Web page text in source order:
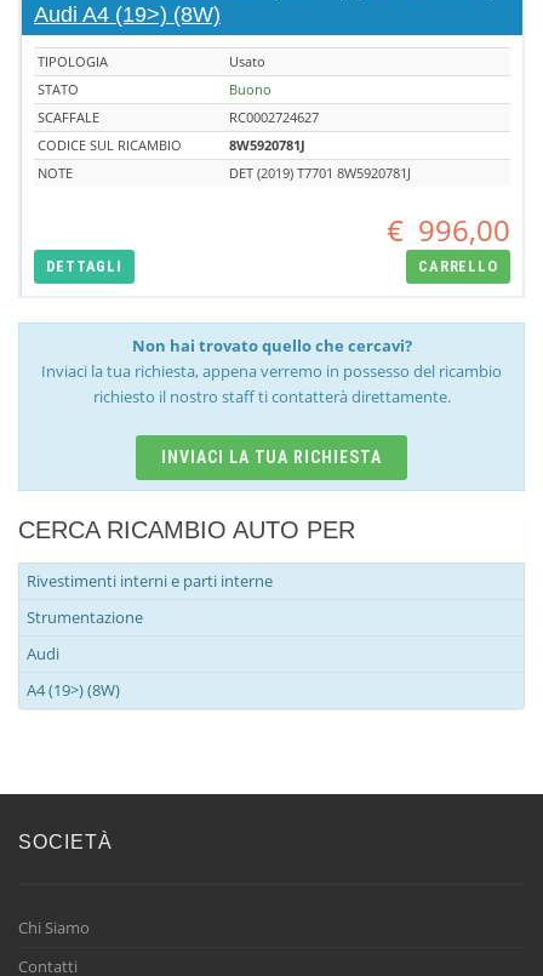
Audi A4 (19>) (8W)
TIPOLOGIA
Usato
STATO
Buono
SCAFFALE
RC0002724627
CODICE SUL RICAMBIO
8W5920781J
NOTE
DET (2019) T7701 8W5920781J
€ 996,00
DETTAGLI CARRELLO
Non hai trovato quello che cercavi?
Inviaci la tua richiesta, appena verremo in possesso del ricambio
richiesto il nostro staff ti contatterà direttamente.
INVIACI LA TUA RICHIESTA
CERCA RICAMBIO AUTO PER
Rivestimenti interni e parti interne
Strumentazione
Audi
A4 (19>) (8W)
SOCIETÀ
Chi Siamo
Contatti